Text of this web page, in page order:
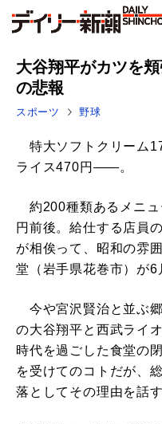
大谷翔平がカツを
の悲報
スポーツ 野球
特大ソフトクリーム
ライス470円――。
約200種類あるメニュ
円前後。給仕する店員
が相俟って、昭和の雰
堂（岩手県花巻市）が6
今や宮沢賢治と並ぶ
の大谷翔平と西武ライ
時代を過ごした食堂の
を受けてのコトだが、
落としてその理由を話す